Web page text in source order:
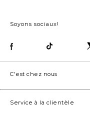
Soyons sociaux!
C'est chez nous
Service à la clientèle